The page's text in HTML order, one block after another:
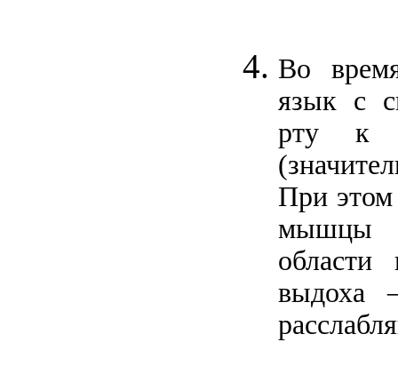
Во
язык с
рту к
При этом
мышцы